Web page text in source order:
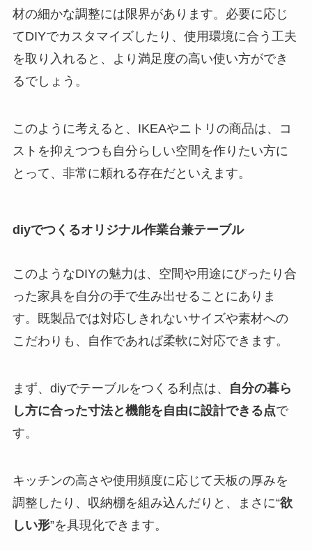
材の細かな調整には限界があります。必要に応じ
てDIYでカスタマイズしたり、使用環境に合う工夫
を取り入れると、より満足度の高い使い方ができ
るでしょう。
このように考えると、IKEAやニトリの商品は、コ
ストを抑えつつも自分らしい空間を作りたい方に
とって、非常に頼れる存在だといえます。
diyでつくるオリジナル作業台兼テーブル
このようなDIYの魅力は、空間や用途にぴったり合
った家具を自分の手で生み出せることにありま
す。既製品では対応しきれないサイズや素材への
こだわりも、自作であれば柔軟に対応できます。
まず、diyでテーブルをつくる利点は、
自分の暮ら
し方に合った寸法と機能を自由に設計できる点で
す。
キッチンの高さや使用頻度に応じて天板の厚みを
調整したり、収納棚を組み込んだりと、まさに“欲
しい形”を具現化できます。